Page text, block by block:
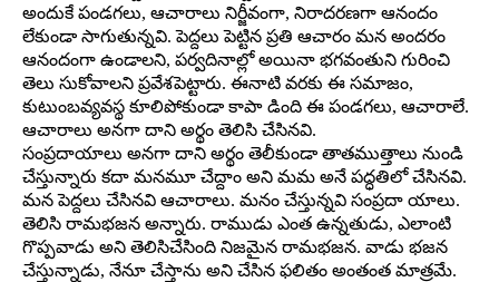
అందుకే పండగలు, ఆచారాలు నిర్జీవంగా, నిరాదరణగా ఆనందం
లేకుండా సాగుతున్నవి. పెద్దలు పెట్టిన ప్రతి ఆచారం మన అందరం
ఆనందంగా ఉండాలని, పర్వదినాల్లో అయినా భగవంతుని గురించి
తెలు సుకోవాలని ప్రవేశపెట్టారు. ఈనాటి వరకు ఈ సమాజం,
కుటుంబవ్యవస్థ కూలిపోకుండా కాపా డింది ఈ పండగలు, ఆచారాలే.
ఆచారాలు అనగా దాని అర్థం తెలిసి చేసినవి.
సంప్రదాయాలు అనగా దాని అర్థం తెలీకుండా తాతముత్తాలు నుండి
చేస్తున్నారు కదా మనమూ చేద్దాం అని మమ అనే పద్ధతిలో చేసినవి.
మన పెద్దలు చేసినవి ఆచారాలు. మనం చేస్తున్నవి సంప్రదా యాలు.
తెలిసి రామభజన అన్నారు. రాముడు ఎంత ఉన్నతుడు, ఎలాంటి
గొప్పవాడు అని తెలిసిచేసింది నిజమైన రామభజన. వాడు భజన
చేస్తున్నాడు, నేనూ చేస్తాను అని చేసిన ఫలితం అంతంత మాత్రమే.